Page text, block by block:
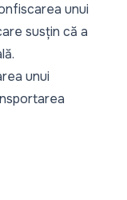
unui
susțin că a
unui